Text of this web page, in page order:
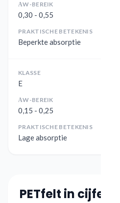
ΑW-BEREIK
0,30 - 0,55
PRAKTISCHE BETEKENIS
Beperkte absorptie
KLASSE
E
ΑW-BEREIK
0,15 - 0,25
PRAKTISCHE BETEKENIS
Lage absorptie
PETfelt in cijfers